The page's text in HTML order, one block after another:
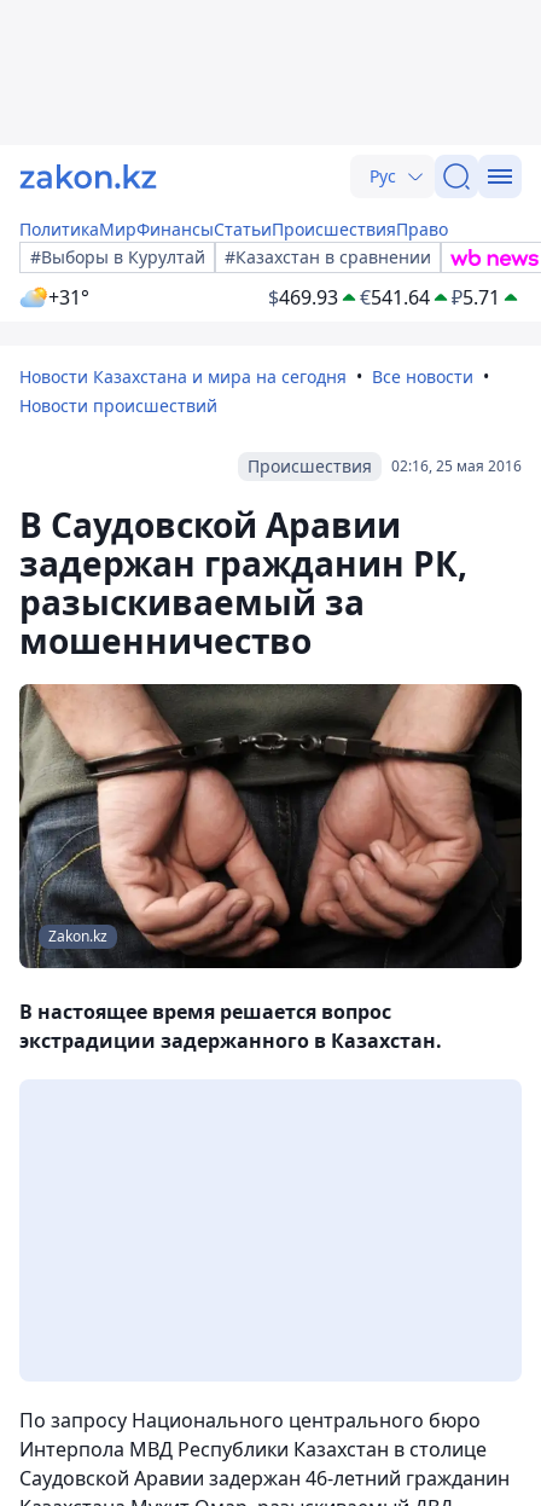
Рус
ПолитикаМирФинансыСтатьиПроисшествияПраво
#Выборы в Курултай
#Казахстан в сравнении
+31° $469.93 €541.64 ₽5.71
Новости Казахстана и мира на сегодня
Все новости
Новости происшествий
02:16, 25 мая 2016
Происшествия
В Саудовской Аравии
задержан гражданин РК,
разыскиваемый за
мошенничество
Zakon.kz
В настоящее время решается вопрос
экстрадиции задержанного в Казахстан.
По запросу Национального центрального бюро
Интерпола МВД Республики Казахстан в столице
Саудовской Аравии задержан 46-летний гражданин